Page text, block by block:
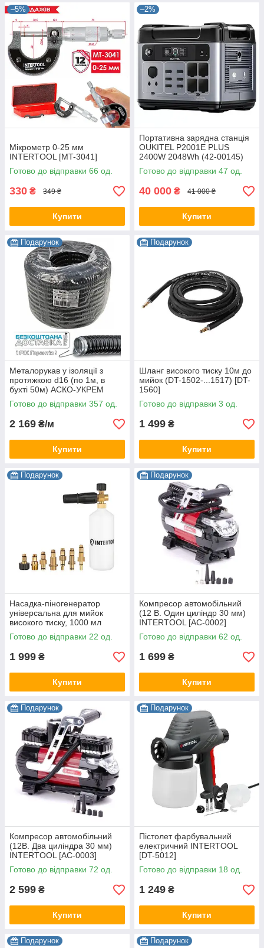
–5%
Мікрометр 0-25 мм
INTERTOOL [MT-3041]
Готово до відправки 66 од.
330 ₴ 349 ₴
Купити
–2%
Портативна зарядна станція
OUKITEL P2001E PLUS
2400W 2048Wh (42-00145)
Готово до відправки 47 од.
40 000 ₴ 41 000 ₴
Купити
Подарунок
Металорукав у ізоляції з
протяжкою d16 (по 1м, в
бухті 50м) АСКО-УКРЕМ
[A0290010004]
Готово до відправки 357 од.
2 169 ₴/м
Купити
Подарунок
Шланг високого тиску 10м до
мийок (DT-1502-...1517) [DT-
1560]
Готово до відправки 3 од.
1 499 ₴
Купити
Подарунок
Насадка-піногенератор
універсальна для мийок
високого тиску, 1000 мл
INTERTOOL [DT-1536]
Готово до відправки 22 од.
1 999 ₴
Купити
Подарунок
Компресор автомобільний
(12 В. Один циліндр 30 мм)
INTERTOOL [AC-0002]
Готово до відправки 62 од.
1 699 ₴
Купити
Подарунок
Компресор автомобільний
(12В. Два циліндра 30 мм)
INTERTOOL [AC-0003]
Готово до відправки 72 од.
2 599 ₴
Купити
Подарунок
Пістолет фарбувальний
електричний INTERTOOL
[DT-5012]
Готово до відправки 18 од.
1 249 ₴
Купити
Подарунок Подарунок